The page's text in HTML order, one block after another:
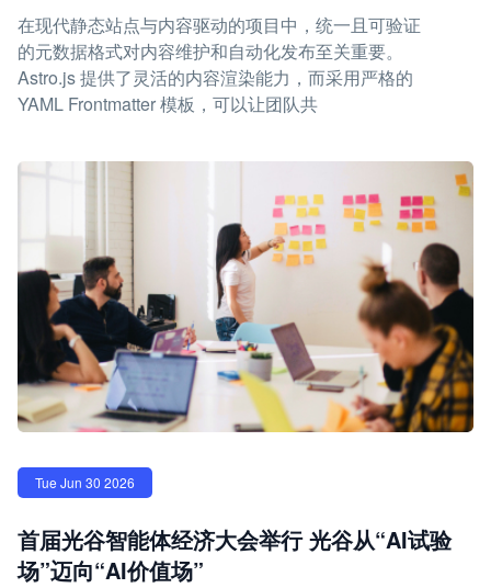
在现代静态站点与内容驱动的项目中，统一且可验证
的元数据格式对内容维护和自动化发布至关重要。
Astro.js 提供了灵活的内容渲染能力，而采用严格的
YAML Frontmatter 模板，可以让团队共
Tue Jun 30 2026
首届光谷智能体经济大会举行 光谷从“AI试验
场”迈向“AI价值场”